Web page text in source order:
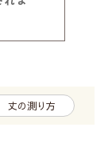
丈の測り方